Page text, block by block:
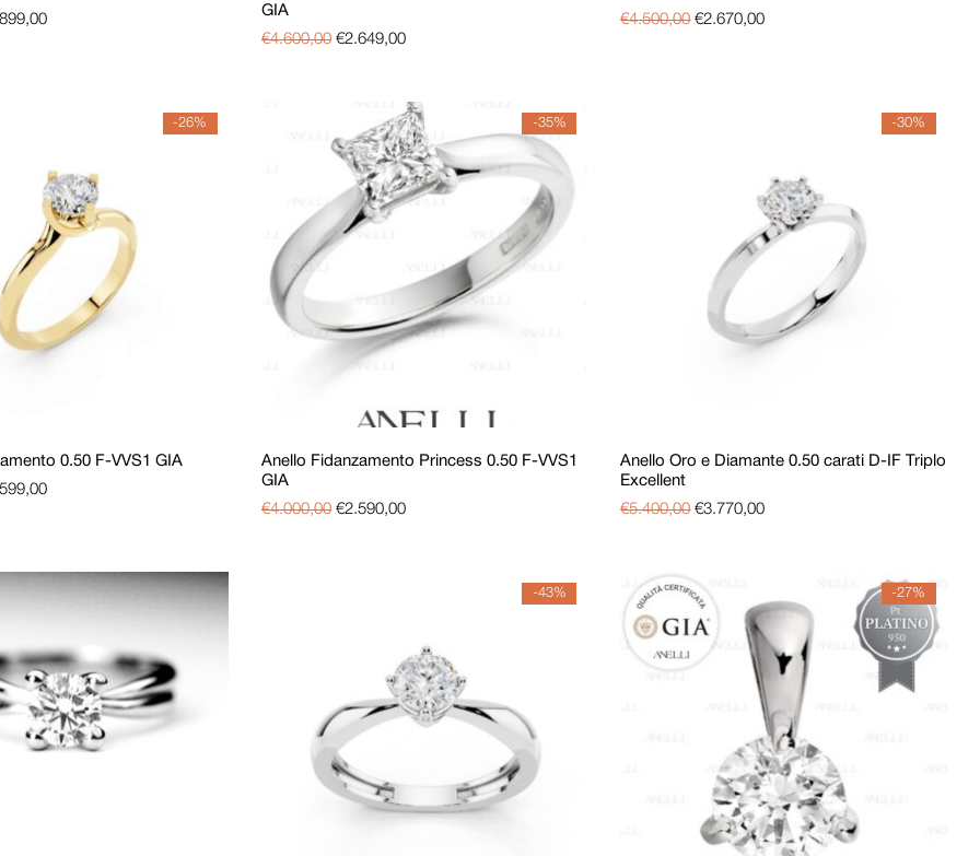
GIA
€4.600,00 €2.649,00
€4.500,00 €2.670,00
-26%
0.50 F-VVS1 GIA
-35%
Anello Fidanzamento Princess 0.50 F-VVS1
GIA
€4.000,00 €2.590,00
-30%
Anello Oro e Diamante 0.50 carati D-IF Triplo
Excellent
€5.400,00 €3.770,00
-43% -27%